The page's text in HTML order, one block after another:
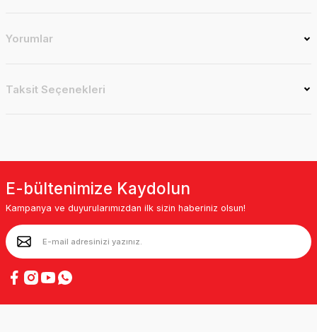
Yorumlar
Taksit Seçenekleri
E-bültenimize Kaydolun
Kampanya ve duyurularımızdan ilk sizin haberiniz olsun!